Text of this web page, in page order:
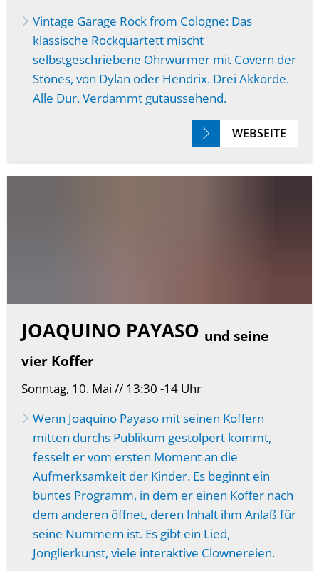
Vintage Garage Rock from Cologne: Das
klassische Rockquartett mischt
selbstgeschriebene Ohrwürmer mit Covern der
Stones, von Dylan oder Hendrix. Drei Akkorde.
Alle Dur. Verdammt gutaussehend.
WEBSEITE
JOAQUINO PAYASO und seine
vier Koffer
Sonntag, 10. Mai // 13:30 -14 Uhr
Wenn Joaquino Payaso mit seinen Koffern
mitten durchs Publikum gestolpert kommt,
fesselt er vom ersten Moment an die
Aufmerksamkeit der Kinder. Es beginnt ein
buntes Programm, in dem er einen Koffer nach
dem anderen öffnet, deren Inhalt ihm Anlaß für
seine Nummern ist. Es gibt ein Lied,
Jonglierkunst, viele interaktive Clownereien.